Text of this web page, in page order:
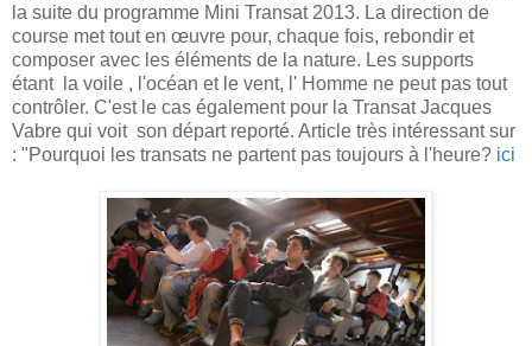
la suite du programme Mini Transat 2013. La direction de
course met tout en œuvre pour, chaque fois, rebondir et
composer avec les éléments de la nature. Les supports
étant la voile , l'océan et le vent, l' Homme ne peut pas tout
contrôler. C'est le cas également pour la Transat Jacques
Vabre qui voit son départ reporté. Article très intéressant sur
: "Pourquoi les transats ne partent pas toujours à l'heure? ici